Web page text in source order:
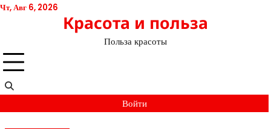
Перейти
Чт, Авг 6, 2026
Красота и польза
Польза красоты
Войти